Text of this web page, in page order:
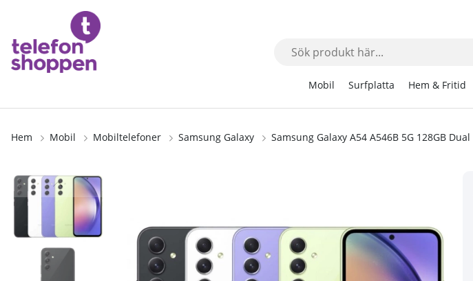
Mobil Surfplatta Hem & Fritid
Hem Mobil Mobiltelefoner Samsung Galaxy Samsung Galaxy A54 A546B 5G 128GB Dual
Produktbilder